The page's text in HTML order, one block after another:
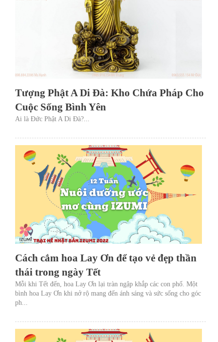
Tượng Phật A Di Đà: Kho Chứa Pháp Cho
Cuộc Sống Bình Yên
Ai là Đức Phật A Di Đà?...
Cách cắm hoa Lay Ơn để tạo vẻ đẹp thần
thái trong ngày Tết
Mỗi khi Tết đến, hoa Lay Ơn lại tràn ngập khắp các con phố. Một
bình hoa Lay Ơn khi nở rộ mang đến ánh sáng và sức sống cho góc
ph...